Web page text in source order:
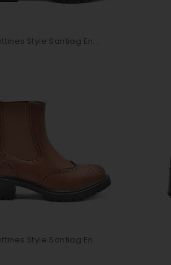
Style Santiag En...
Style Santiag En...